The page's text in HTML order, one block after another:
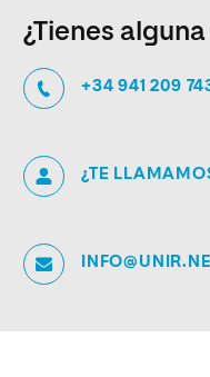
¿Tienes
+34 941 209
¿TE